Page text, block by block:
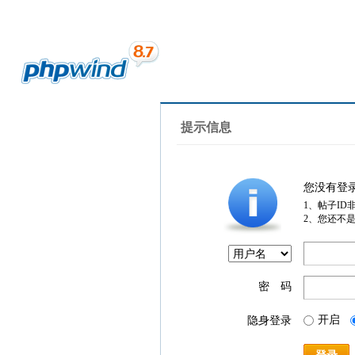
提示信息
您没有登
1、帖子ID
2、您还不
密 码
隐身登录 开启